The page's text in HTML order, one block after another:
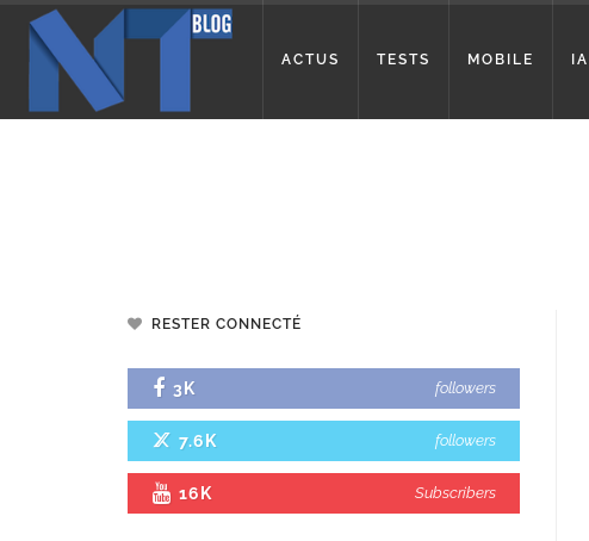
ACTUS TESTS MOBILE IA
RESTER CONNECTÉ
3K followers
7.6K followers
16K Subscribers